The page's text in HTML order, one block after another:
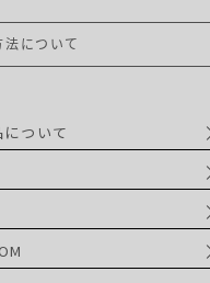
について
ついて